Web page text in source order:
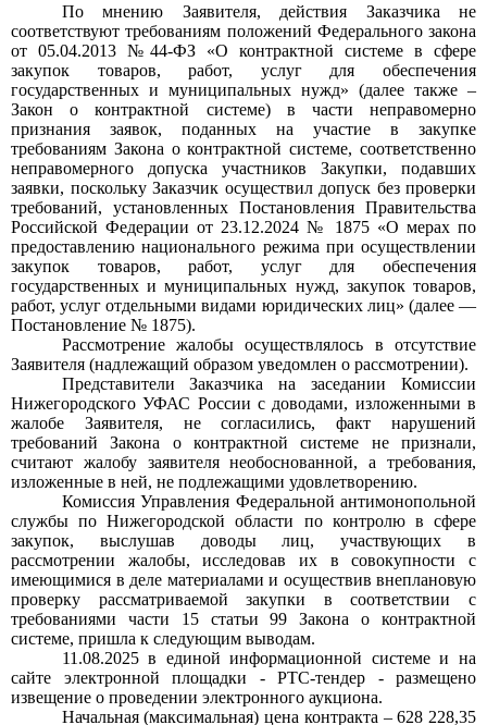
По мнению Заявителя, действия Заказчика не
соответствуют требованиям положений Федерального закона
от 05.04.2013 №44-ФЗ «О контрактной системе в сфере
закупок товаров, работ, услуг для обеспечения
государственных и муниципальных нужд» (далее также –
Закон о контрактной системе) в части неправомерно
признания заявок, поданных на участие в закупке
требованиям Закона о контрактной системе, соответственно
неправомерного допуска участников Закупки, подавших
заявки, поскольку Заказчик осуществил допуск без проверки
требований, установленных Постановления Правительства
Российской Федерации от 23.12.2024 № 1875 «О мерах по
предоставлению национального режима при осуществлении
закупок товаров, работ, услуг для обеспечения
государственных и муниципальных нужд, закупок товаров,
работ, услуг отдельными видами юридических лиц» (далее —
Постановление № 1875).
Рассмотрение жалобы осуществлялось в отсутствие
Заявителя (надлежащий образом уведомлен о рассмотрении).
Представители Заказчика на заседании Комиссии
Нижегородского УФАС России с доводами, изложенными в
жалобе Заявителя, не согласились, факт нарушений
требований Закона о контрактной системе не признали,
считают жалобу заявителя необоснованной, а требования,
изложенные в ней, не подлежащими удовлетворению.
Комиссия Управления Федеральной антимонопольной
службы по Нижегородской области по контролю в сфере
закупок, выслушав доводы лиц, участвующих в
рассмотрении жалобы, исследовав их в совокупности с
имеющимися в деле материалами и осуществив внеплановую
проверку рассматриваемой закупки в соответствии с
требованиями части 15 статьи99Закона о контрактной
системе, пришла к следующим выводам.
11.08.2025в единой информационной системе и на
сайте электронной площадки - РТС-тендер - размещено
извещение о проведении электронного аукциона.
Начальная (максимальная) цена контракта – 628 228,35